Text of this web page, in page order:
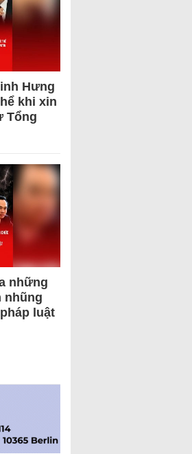
Hưng
khi xin
Tổng
những
nhũng
luật